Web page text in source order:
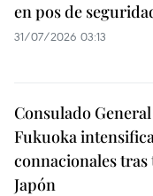
en pos de
31/07/2026 03:13
Consulado
Fukuoka
connacionales
Japón